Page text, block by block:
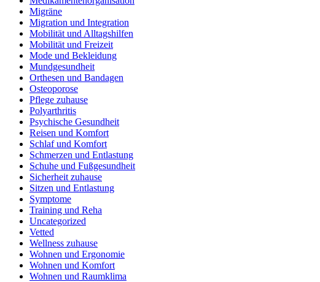
Migräne
Migration und Integration
Mobilität und Alltagshilfen
Mobilität und Freizeit
Mode und Bekleidung
Mundgesundheit
Orthesen und Bandagen
Osteoporose
Pflege zuhause
Polyarthritis
Psychische Gesundheit
Reisen und Komfort
Schlaf und Komfort
Schmerzen und Entlastung
Schuhe und Fußgesundheit
Sicherheit zuhause
Sitzen und Entlastung
Symptome
Training und Reha
Uncategorized
Vetted
Wellness zuhause
Wohnen und Ergonomie
Wohnen und Komfort
Wohnen und Raumklima